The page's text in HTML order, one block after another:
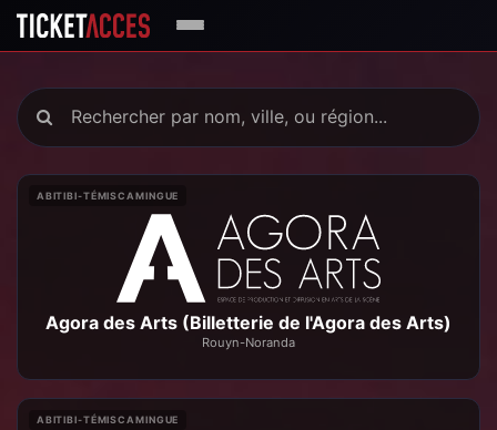
ABITIBI-TÉMISCAMINGUE
Agora des Arts (Billetterie de l'Agora des Arts)
Rouyn-Noranda
ABITIBI-TÉMISCAMINGUE